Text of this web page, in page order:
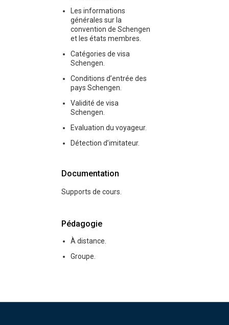
Les informations
générales sur la
convention de Schengen
et les états membres.
Catégories de visa
Schengen.
Conditions d’entrée des
pays Schengen.
Validité de visa
Schengen.
Evaluation du voyageur.
Détection d’imitateur.
Documentation
Supports de cours.
Pédagogie
À distance.
Groupe.